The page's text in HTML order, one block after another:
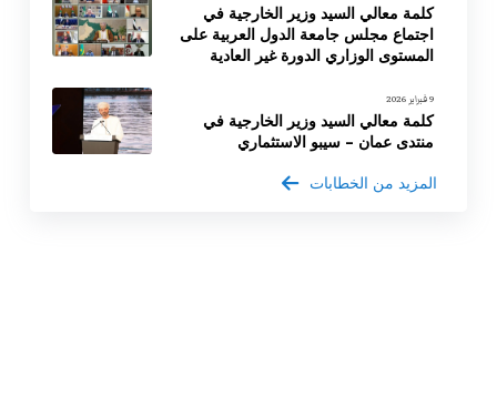
كلمة معالي السيد وزير الخارجية في
اجتماع مجلس جامعة الدول العربية على
المستوى الوزاري الدورة غير العادية
9 فبراير 2026
كلمة معالي السيد وزير الخارجية في
منتدى عمان – سيبو الاستثماري
المزيد من الخطابات